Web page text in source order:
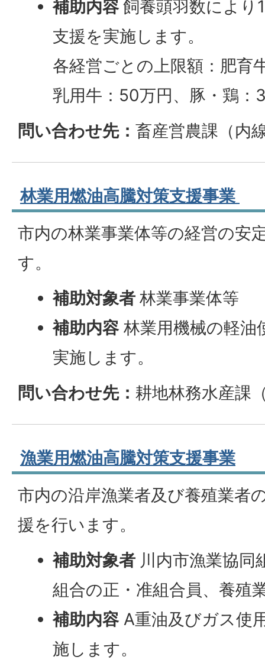
補助内容飼養頭羽数により
支援を実施します。
各経営ごとの上限額：肥育
乳用牛：50万円、豚・鶏：
問い合わせ先： 畜産営農課（内
林業用燃油高騰対策支援事業
市内の林業事業体等の経営の安
す。
補助対象者林業事業体等
補助内容林業用機械の軽油
実施します。
問い合わせ先： 耕地林務水産課
漁業用燃油高騰対策支援事業
市内の沿岸漁業者及び養殖業者
援を行います。
補助対象者 川内市漁業協同
組合の正・准組合員、養殖
補助内容A重油及びガス使
施します。